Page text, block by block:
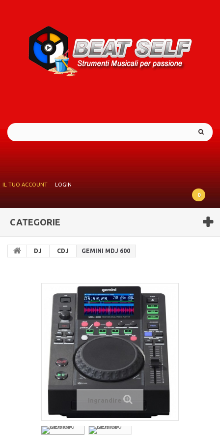
IL TUO ACCOUNT
LOGIN
0
CATEGORIE
DJ CDJ GEMINI MDJ 600
Ingrandire